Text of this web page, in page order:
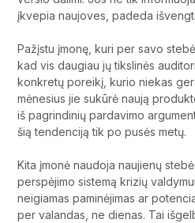
įkvepia naujoves, padeda
Pažįstu įmonę, kuri per savo
kad vis daugiau jų tikslinės
konkretų poreikį, kurio niekas
mėnesius jie sukūrė naują
iš pagrindinių pardavimo
šią tendenciją tik po pusės metų.
Kita įmonė naudoja naujienų
perspėjimo sistemą krizių
neigiamas paminėjimas ar
per valandas, ne dienas. Tai